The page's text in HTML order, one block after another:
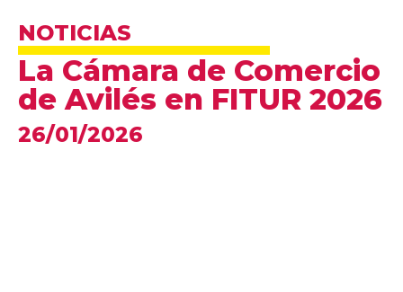
NOTICIAS
La Cámara de Comercio
de Avilés en FITUR 2026
26/01/2026